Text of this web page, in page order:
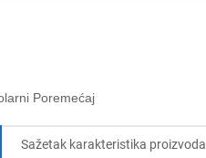
Poremećaj
Sažetak karakteristika proizvoda